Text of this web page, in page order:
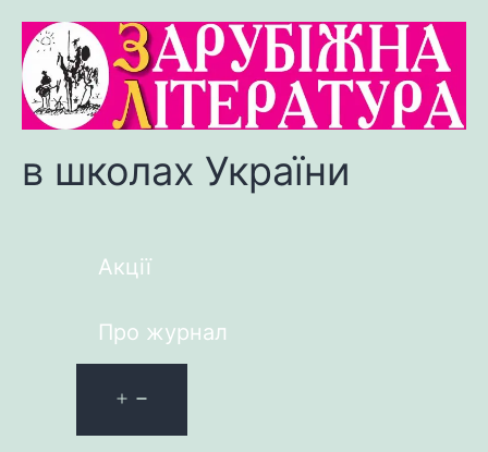
в школах України
Акції
Про журнал